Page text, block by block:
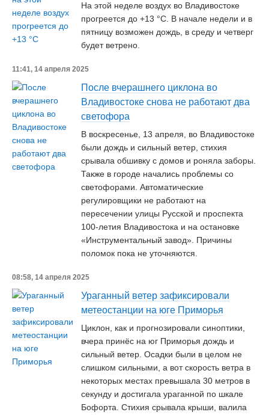
На этой неделе воздух во Владивостоке
прогреется до +13 °С. В начале недели и в
пятницу возможен дождь, в среду и четверг
будет ветрено.
11:41, 14 апреля 2025
После вчерашнего циклона во
Владивостоке снова не работают два
светофора
В воскресенье, 13 апреля, во Владивостоке
были дождь и сильный ветер, стихия
срывала обшивку с домов и роняла заборы.
Также в городе начались проблемы со
светофорами. Автоматические
регулировщики не работают на
пересечении улицы Русской и проспекта
100-летия Владивостока и на остановке
«Инструментальный завод». Причины
поломок пока не уточняются.
08:58, 14 апреля 2025
Ураганный ветер зафиксировали
метеостанции на юге Приморья
Циклон, как и прогнозировали синоптики,
вчера принёс на юг Приморья дождь и
сильный ветер. Осадки были в целом не
слишком сильными, а вот скорость ветра в
некоторых местах превышала 30 метров в
секунду и достигала ураганной по шкале
Бофорта. Стихия срывала крыши, валила